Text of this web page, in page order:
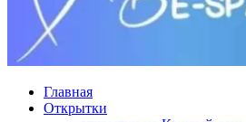
Главная
Открытки